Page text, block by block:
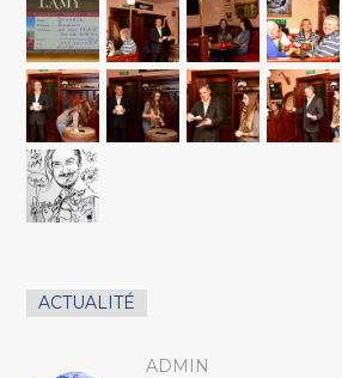
ACTUALITÉ
ADMIN